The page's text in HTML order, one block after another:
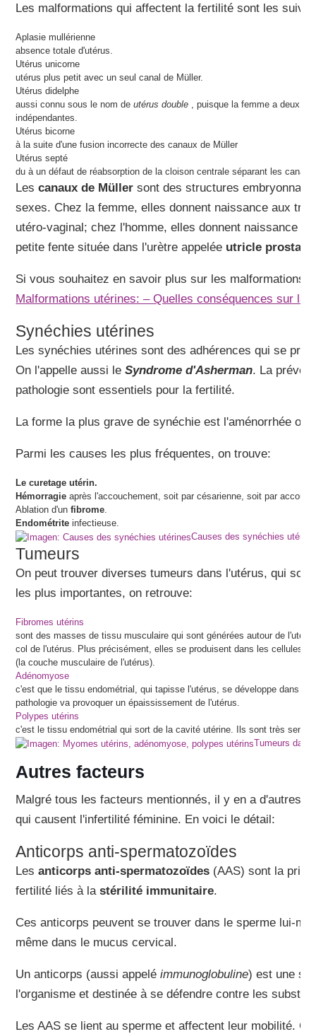
Les malformations qui affectent la fertilité sont les
Aplasie mullérienne
absence totale d'utérus.
Utérus unicorne
utérus plus petit avec un seul canal de Müller.
Utérus didelphe
aussi connu sous le nom deutérus double
, puisque la femme a deux
indépendantes.
Utérus bicorne
à la suite d'une fusion incorrecte des canaux de Müller
Utérus septé
du à un défaut de réabsorption de la cloison centrale séparant les
Lescanaux de Müller sont des structures
sexes. Chez la femme, elles donnent naissance aux
utéro-vaginal; chez l'homme, elles donnent naissance à
petite fente située dans l'urètre appelée utricle
Si vous souhaitez en savoir plus sur les malformations
Malformations utérines: – Quelles conséquences sur la
Synéchies utérines
Les synéchies utérines sont des adhérences qui se
On l'appelle aussi leSyndrome d'Asherman. La
pathologie sont essentiels pour la fertilité.
La forme la plus grave de synéchie est l'aménorrhée ou
Parmi les causes les plus fréquentes, on trouve:
Le curetage utérin.
Hémorragieaprès l'accouchement, soit par césarienne, soit par
Ablation d'unfibrome
Endométrite infectieuse.
Causes des synéchies
Tumeurs
On peut trouver diverses tumeurs dans l'utérus, qui
les plus importantes, on retrouve:
Fibromes utérins
sont des masses de tissu musculaire qui sont générées autour de
col de l'utérus. Plus précisément, elles se produisent dans les cellules
(la couche musculaire de l'utérus).
Adénomyose
c'est que le tissu endométrial, qui tapisse l'utérus, se développe dans la
pathologie va provoquer un épaississement de l'utérus.
Polypes utérins
c'est le tissu endométrial qui sort de la cavité utérine. Ils sont très
Tumeurs dans
Autres facteurs
Malgré tous les facteurs mentionnés, il y en a d'autres
qui causent l'infertilité féminine. En voici le détail:
Anticorps anti-spermatozoïdes
Lesanticorps anti-spermatozoïdes (AAS) sont la
fertilité liés à lastérilité immunitaire.
Ces anticorps peuvent se trouver dans le sperme lui-
même dans le mucus cervical.
Un anticorps (aussi appeléimmunoglobuline) est une
l'organisme et destinée à se défendre contre les
Les AAS se lient au sperme et affectent leur mobilité.